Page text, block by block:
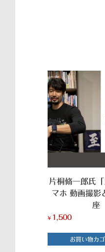
片桐脩一郎氏
マホ 動画撮影
座
¥ 1,500
お買い物カ